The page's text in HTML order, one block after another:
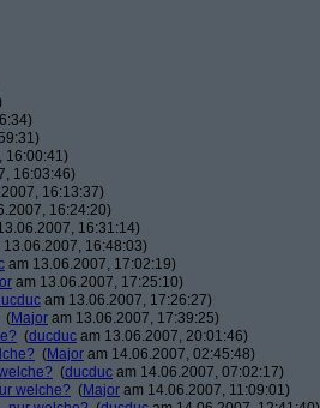
16:00:41)
16:03:46)
16:13:37)
16:24:20)
16:31:14)
13.06.2007, 16:48:03)
am 13.06.2007, 17:02:19)
am 13.06.2007, 17:25:10)
am 13.06.2007, 17:26:27)
(Major am 13.06.2007, 17:39:25)
(ducduc am 13.06.2007, 20:01:46)
(Major am 14.06.2007, 02:45:48)
(ducduc am 14.06.2007, 07:02:17)
welche? (Major am 14.06.2007, 11:09:01)